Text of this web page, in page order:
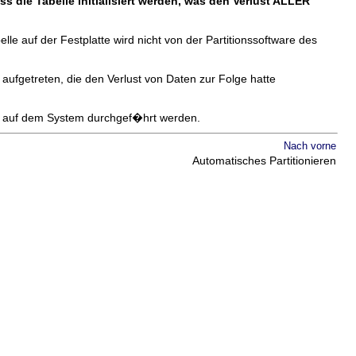
auf der Festplatte wird nicht von der Partitionssoftware des
die den Verlust von Daten zur Folge hatte
dem System durchgef�hrt werden.
Nach vorne
Automatisches Partitionieren